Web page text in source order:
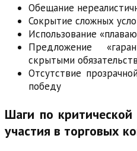
Обещание
Сокрытие сложных
Использование
Предложение
скрытыми
Отсутствие
победу
Шаги по
участия в торговых